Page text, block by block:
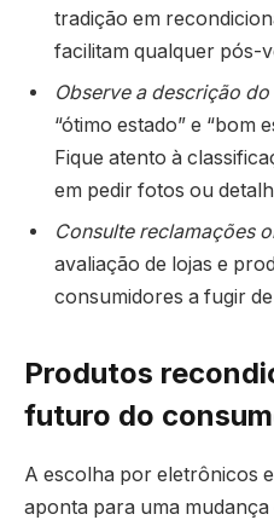
tradição em
facilitam qualquer pós-
Observe a descrição
“ótimo estado” e “bom
Fique atento à
em pedir fotos ou
Consulte reclamações
avaliação de lojas e
consumidores a fugir
Produtos
futuro do
A escolha por eletrônicos
aponta para uma mudança